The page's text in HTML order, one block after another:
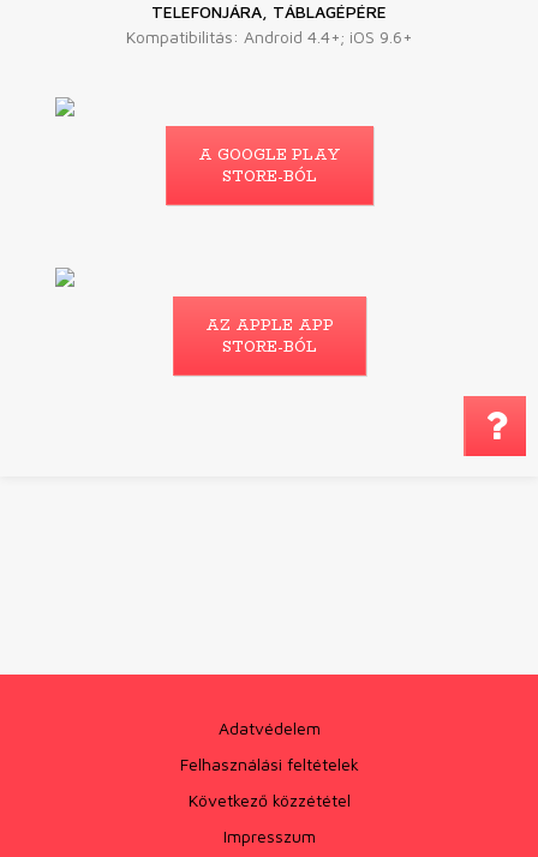
TELEFONJÁRA, TÁBLAGÉPÉRE
Kompatibilitás: Android 4.4+; iOS 9.6+
A GOOGLE PLAY
STORE-BÓL
AZ APPLE APP
STORE-BÓL
Adatvédelem
Felhasználási feltételek
Következő közzététel
Impresszum
Megjegyzés